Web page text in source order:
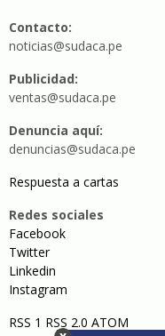
Contacto:
noticias@sudaca.pe
Publicidad:
ventas@sudaca.pe
Denuncia aquí:
denuncias@sudaca.pe
Respuesta a cartas
Redes sociales
Facebook
Twitter
Linkedin
Instagram
RSS 1 RSS 2.0 ATOM